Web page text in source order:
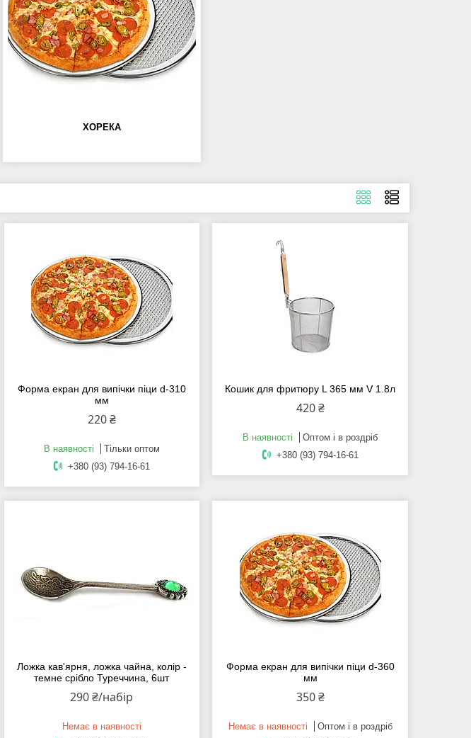
ХОРЕКА
Форма екран для випічки піци d-310
мм
220 ₴
В наявності
Тільки оптом
+380 (93) 794-16-61
Кошик для фритюру L 365 мм V 1.8л
420 ₴
В наявності
Оптом і в роздріб
+380 (93) 794-16-61
Ложка кав'ярня, ложка чайна, колір -
темне срібло Туреччина, 6шт
290 ₴/набір
Немає в наявності
Форма екран для випічки піци d-360
мм
350 ₴
Немає в наявності
Оптом і в роздріб